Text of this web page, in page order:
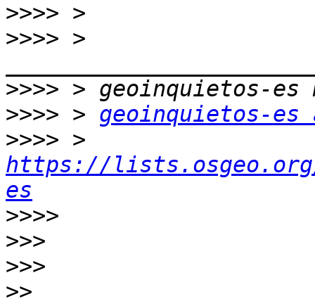
>>>>
>>>> >
>>>>
>>>> > geoinquietos-
>>>>
https://
es
>>>>
>>>
>>>
>>